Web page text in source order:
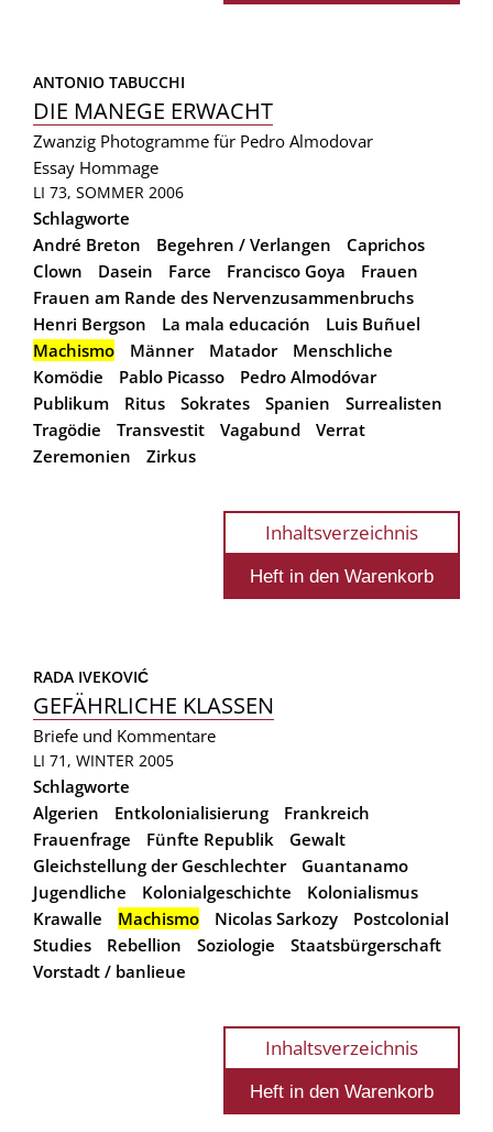
ANTONIO TABUCCHI
DIE MANEGE ERWACHT
Zwanzig Photogramme für Pedro Almodovar
Essay Hommage
LI 73, SOMMER 2006
Schlagworte
André Breton
Begehren / Verlangen
Caprichos
Clown
Dasein Farce Francisco Goya
Frauen
Frauen am Rande des Nervenzusammenbruchs
Henri Bergson
La mala educación
Luis Buñuel
Machismo
Männer Matador
Menschliche
Komödie
Pablo Picasso
Pedro Almodóvar
Publikum
Ritus Sokrates Spanien
Surrealisten
Tragödie
Transvestit Vagabund
Verrat
Zeremonien
Zirkus
Inhaltsverzeichnis
RADA IVEKOVIĆ
GEFÄHRLICHE KLASSEN
Briefe und Kommentare
LI 71, WINTER 2005
Schlagworte
Algerien
Entkolonialisierung
Frankreich
Frauenfrage
Fünfte Republik
Gewalt
Gleichstellung der Geschlechter
Guantanamo
Jugendliche
Kolonialgeschichte
Kolonialismus
Krawalle
Machismo Nicolas Sarkozy
Postcolonial
Studies
Rebellion Soziologie
Staatsbürgerschaft
Vorstadt / banlieue
Inhaltsverzeichnis